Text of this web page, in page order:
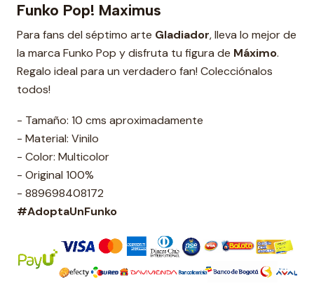
Funko Pop! Maximus
Para fans del séptimo arte Gladiador, lleva lo mejor de
la marca Funko Pop y disfruta tu figura de Máximo.
Regalo ideal para un verdadero fan! Colecciónalos
todos!
- Tamaño: 10 cms aproximadamente
- Material: Vinilo
- Color: Multicolor
- Original 100%
- 889698408172
#AdoptaUnFunko